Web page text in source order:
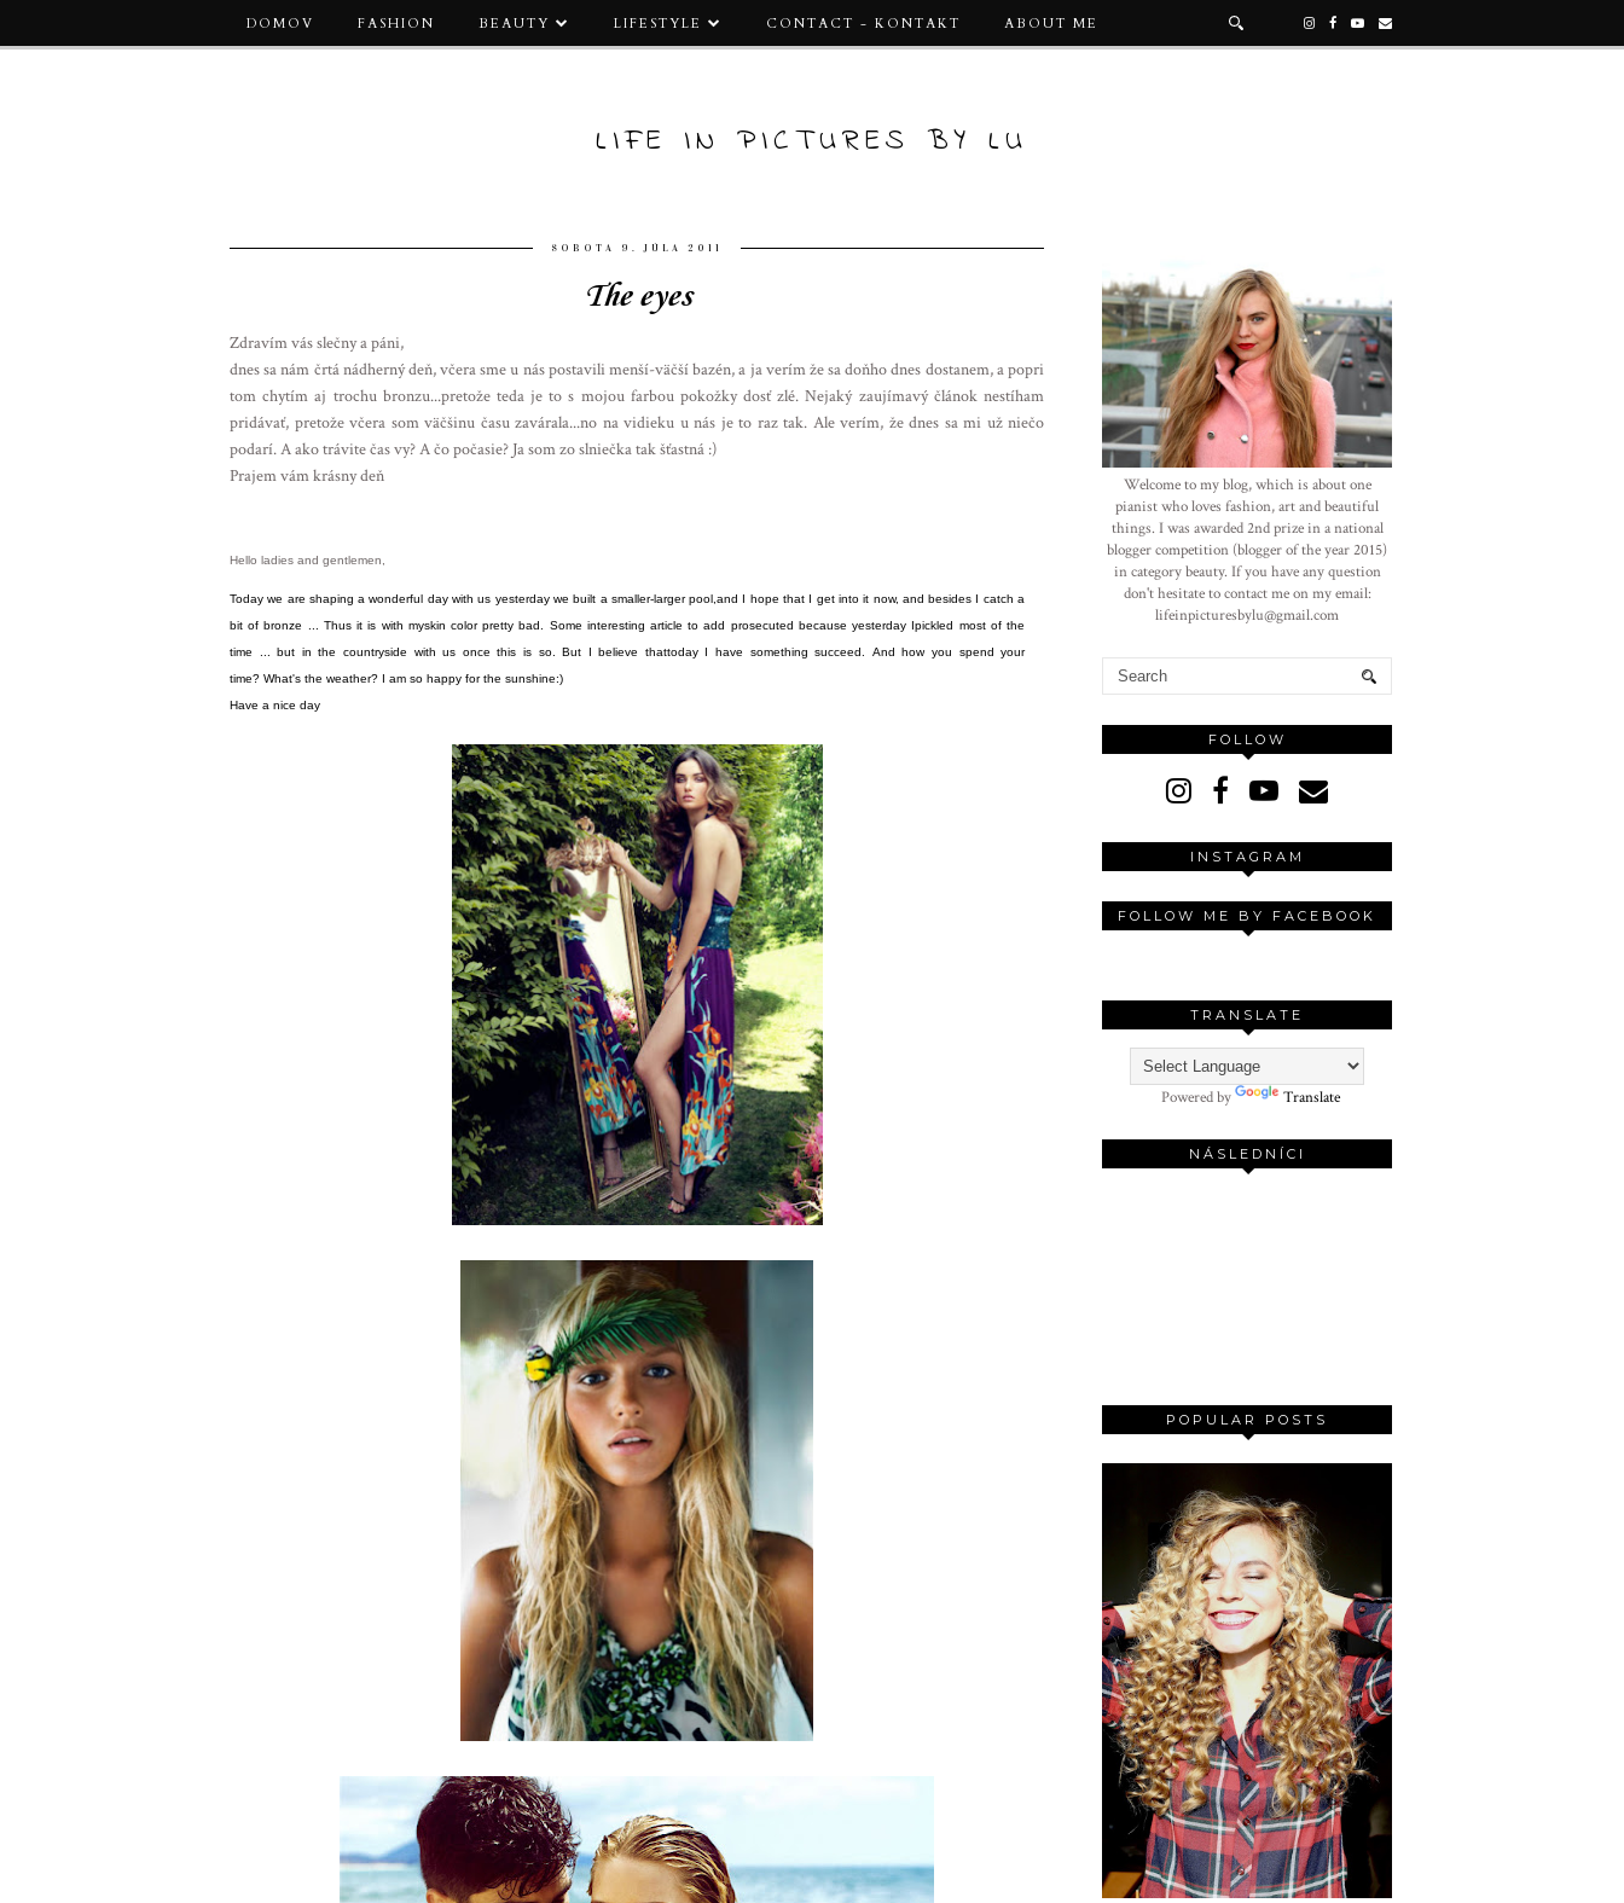
DOMOV FASHION BEAUTY LIFESTYLE CONTACT - KONTAKT ABOUT ME
LIFE IN PICTURES BY LU
SOBOTA 9. JÚLA 2011
The eyes
Zdravím vás slečny a páni,
dnes sa nám črtá nádherný deň, včera sme u nás postavili menší-väčší bazén, a ja verím že sa doňho dnes dostanem, a popri
tom chytím aj trochu bronzu...pretože teda je to s mojou farbou pokožky dosť zlé. Nejaký zaujímavý článok nestíham
pridávať, pretože včera som väčšinu času zavárala...no na vidieku u nás je to raz tak. Ale verím, že dnes sa mi už niečo
podarí. A ako trávite čas vy? A čo počasie? Ja som zo slniečka tak šťastná :)
Prajem vám krásny deň
Hello ladies and gentlemen,
Today we are shaping a wonderful day with us yesterday we built a smaller-larger pool,and I hope that I get into it now, and besides I catch a
bit of bronze ... Thus it is with myskin color pretty bad. Some interesting article to add prosecuted because yesterday Ipickled most of the
time
... but in the countryside with us once this is so. But I believe thattoday I have something succeed. And how you
spend your
time? What's the weather? I am so happy for the sunshine:)
Have a nice day
Welcome to my blog, which is about one
pianist who loves fashion, art and beautiful
things. I was awarded 2nd prize in a national
blogger competition (blogger of the year 2015)
in category beauty. If you have any question
don't hesitate to contact me on my email:
lifeinpicturesbylu@gmail.com
FOLLOW
INSTAGRAM
FOLLOW ME BY FACEBOOK
TRANSLATE
Powered by Translate
NÁSLEDNÍCI
POPULAR POSTS